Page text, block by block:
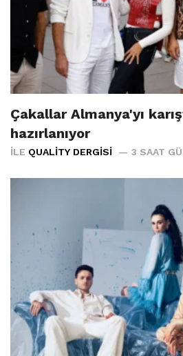
Çakallar Almanya'yı
hazırlanıyor
İLE QUALITY DERGISI 3 SAAT